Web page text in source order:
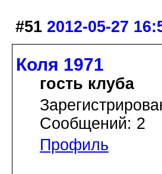
#51 2012-05-27
Коля 1971
гость клуба
Сообщений: 2
Профиль